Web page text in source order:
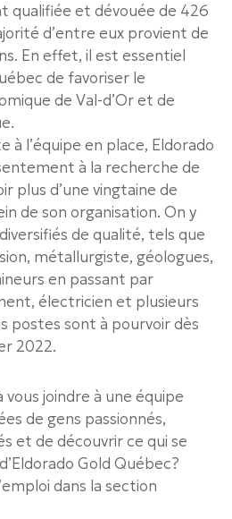
qualifiée et dévouée de 426
d’entre eux provient de
En effet, il est essentiel
de favoriser le
de Val-d’Or et de
l’équipe en place, Eldorado
à la recherche de
plus d’une vingtaine de
de son organisation. On y
de qualité, tels que
métallurgiste, géologues,
en passant par
électricien et plusieurs
postes sont à pourvoir dès
2022.
joindre à une équipe
de gens passionnés,
et de découvrir ce qui se
Gold Québec?
dans la section